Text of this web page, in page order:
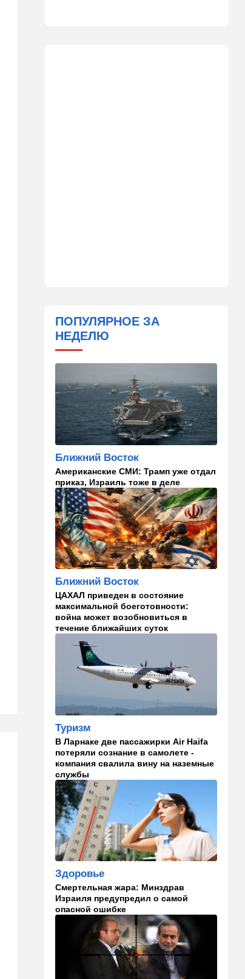
Бен-Гурион после войны:
новые правила,
безопасность и советы
Здоровье
Какие продукты помогают
легче переносить стресс:
что выяснили ученые
13:47 Ближний Восток
к опасной черте в
отношениях с Израилем:
провокационное заявление
13:45 В мире
Помидоры научились
предупреждать соседей об
опасном вирусе
13:22 Стиль жизни
Что действительно помогает
пережить израильскую
жару, а что является мифом.
Разбираемся
Израиль
США суют Израилю палки в
колеса после гибели
военных в Ливане
12:46 Спорт
Иранский режим получил
удар по самолюбию -
публично, от женщин, из
Австралии
11:49 Общество
11 лет в бегах: в Бен-
Гурионе арестован педофил,
орудовавший в Хайфе,
Крайот и Кирьят-Шмоне
11:35 Израиль
США и Израиль могут
перейти к беспрецедентному
оборонному партнерству
11:03 Общество
Найдено сильно
разложившееся тело:
поиски 23-летнего парня
приняли трагический оборот
ПОПУЛЯРНОЕ ЗА
НЕДЕЛЮ
Ближний Восток
Американские СМИ: Трамп уже отдал
приказ, Израиль тоже в деле
Ближний Восток
ЦАХАЛ приведен в состояние
максимальной боеготовности:
война может возобновиться в
течение ближайших суток
Туризм
В Ларнаке две пассажирки Air Haifa
потеряли сознание в самолете -
компания свалила вину на наземные
службы
Здоровье
Смертельная жара: Минздрав
Израиля предупредил о самой
опасной ошибке